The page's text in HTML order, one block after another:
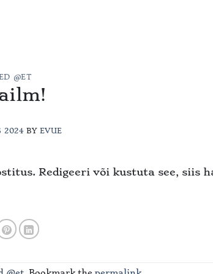
@ET
2024 BY EVUE
Redigeeri või kustuta see, siis